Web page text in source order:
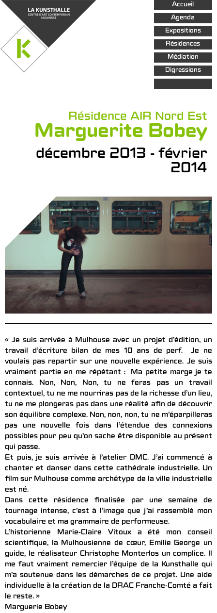
Aller au
contenu
principal
Accueil
Agenda
Expositions
Résidences
Médiation
Digressions
Résidence AIR Nord Est
Marguerite Bobey
décembre 2013 - février
2014
« Je suis arrivée à Mulhouse avec un projet d’édition, un
travail d’écriture bilan de mes 10 ans de perf. Je ne
voulais pas repartir sur une nouvelle expérience. Je suis
vraiment partie en me répétant : Ma petite marge je te
connais. Non, Non, Non, tu ne feras pas un travail
contextuel, tu ne me nourriras pas de la richesse d’un lieu,
tu ne me plongeras pas dans une réalité afin de découvrir
son équilibre complexe. Non, non, non, tu ne m’éparpilleras
pas une nouvelle fois dans l’étendue des connexions
possibles pour peu qu’on sache être disponible au présent
qui passe.
Et puis, je suis arrivée à l’atelier DMC. J’ai commencé à
chanter et danser dans cette cathédrale industrielle. Un
film sur Mulhouse comme archétype de la ville industrielle
est né.
Dans cette résidence finalisée par une semaine de
tournage intense, c’est à l’image que j’ai rassemblé mon
vocabulaire et ma grammaire de performeuse.
L’historienne Marie-Claire Vitoux a été mon conseil
scientifique, la Mulhousienne de cœur, Emilie George un
guide, le réalisateur Christophe Monterlos un complice. Il
me faut vraiment remercier l’équipe de la Kunsthalle qui
m’a soutenue dans les démarches de ce projet. Une aide
individuelle à la création de la DRAC Franche-Comté a fait
le reste. »
Marguerie Bobey